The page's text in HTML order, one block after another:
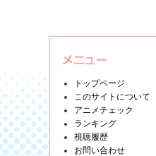
トップページ
このサイトについて
アニメチェック
ランキング
視聴履歴
お問い合わせ